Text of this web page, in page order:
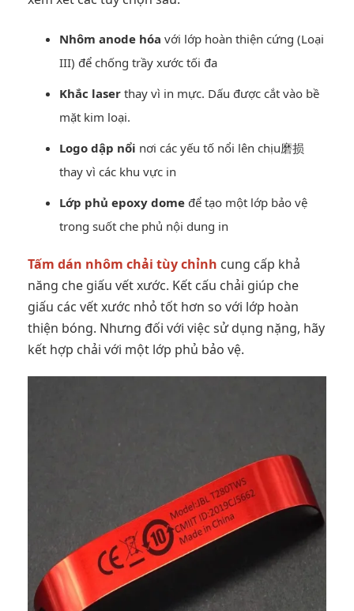
Nhôm anode hóa với lớp hoàn thiện cứng (Loại
III) để chống trầy xước tối đa
Khắc laserthay vì in mực. Dấu được cắt vào bề
mặt kim loại.
Logo dập nổi nơi các yếu tố nổi lên chịu磨损
thay vì các khu vực in
Lớp phủ epoxy domeđể tạo một lớp bảo vệ
trong suốt che phủ nội dung in
Tấm dán nhôm chải tùy chỉnh cung cấp khả
năng che giấu vết xước. Kết cấu chải giúp che
giấu các vết xước nhỏ tốt hơn so với lớp hoàn
thiện bóng. Nhưng đối với việc sử dụng nặng, hãy
kết hợp chải với một lớp phủ bảo vệ.